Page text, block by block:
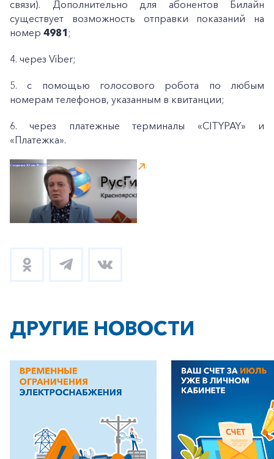
+7-800-700-24-57
Частным клиентам
Корпоративным клиентам
связи). Дополнительно для абонентов Билайн
существует возможность отправки показаний на
номер 4981;
4. через Viber;
5. с помощью голосового робота по любым
номерам телефонов, указанным в квитанции;
6. через платежные терминалы «CITYPAY» и
«Платежка».
ДРУГИЕ НОВОСТИ